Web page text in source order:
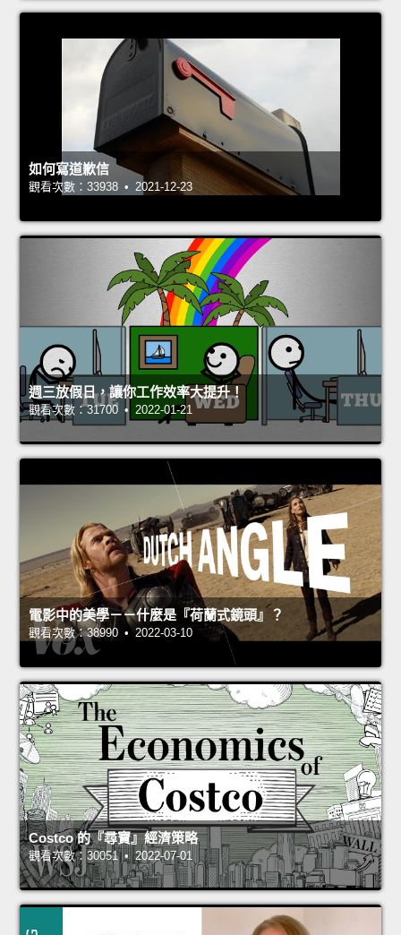
如何寫道歉信
觀看次數：33938 • 2021-12-23
週三放假日，讓你工作效率大提升！
觀看次數：31700 • 2022-01-21
電影中的美學－－什麼是『荷蘭式鏡頭』？
觀看次數：38990 • 2022-03-10
Costco 的『尋寶』經濟策略
觀看次數：30051 • 2022-07-01